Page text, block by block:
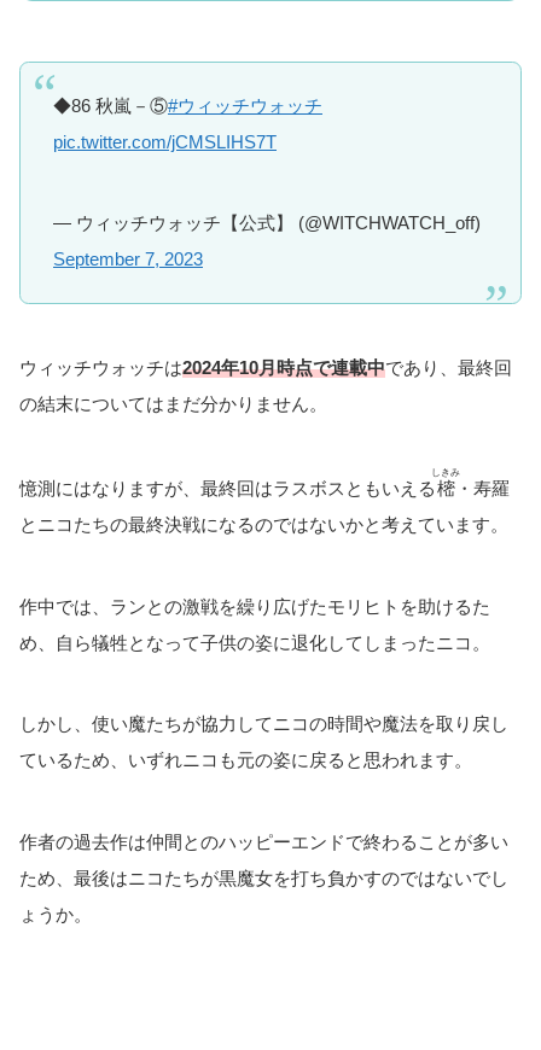
◆86 秋嵐－⑤#ウィッチウォッチ
pic.twitter.com/jCMSLIHS7T
— ウィッチウォッチ【公式】 (@WITCHWATCH_off)
September 7, 2023
ウィッチウォッチは2024年10月時点で連載中であり、最終回
の結末についてはまだ分かりません。
憶測にはなりますが、最終回はラスボスともいえる樒
しきみ
・寿羅
とニコたちの最終決戦になるのではないかと考えています。
作中では、ランとの激戦を繰り広げたモリヒトを助けるた
め、自ら犠牲となって子供の姿に退化してしまったニコ。
しかし、使い魔たちが協力してニコの時間や魔法を取り戻し
ているため、いずれニコも元の姿に戻ると思われます。
作者の過去作は仲間とのハッピーエンドで終わることが多い
ため、最後はニコたちが黒魔女を打ち負かすのではないでし
ょうか。